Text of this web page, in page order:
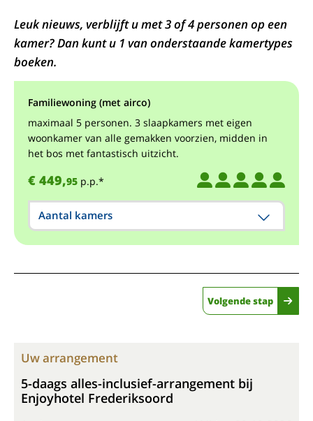
Leuk nieuws, verblijft u met 3 of 4 personen op een
kamer? Dan kunt u 1 van onderstaande kamertypes
boeken.
Familiewoning (met airco)
maximaal 5 personen. 3 slaapkamers met eigen
woonkamer van alle gemakken voorzien, midden in
het bos met fantastisch uitzicht.
€ 449,95 p.p.*
Aantal kamers
Volgende stap
Uw arrangement
5-daags alles-inclusief-arrangement bij
Enjoyhotel Frederiksoord